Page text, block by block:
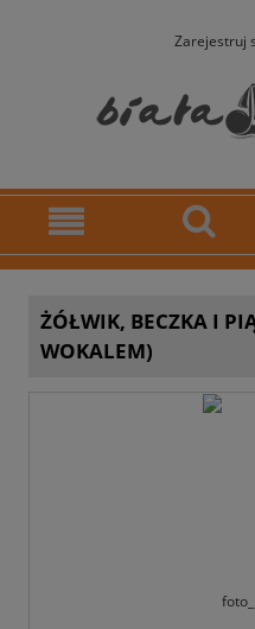
Zarejestruj
ŻÓŁWIK, BECZKA I
WOKALEM)